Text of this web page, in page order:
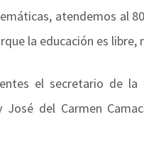
atendemos al
la educación es
el secretario de la
José del Carmen